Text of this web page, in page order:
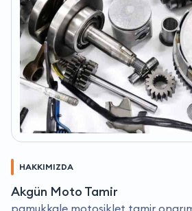
HAKKIMIZDA
Akgün Moto Tamir